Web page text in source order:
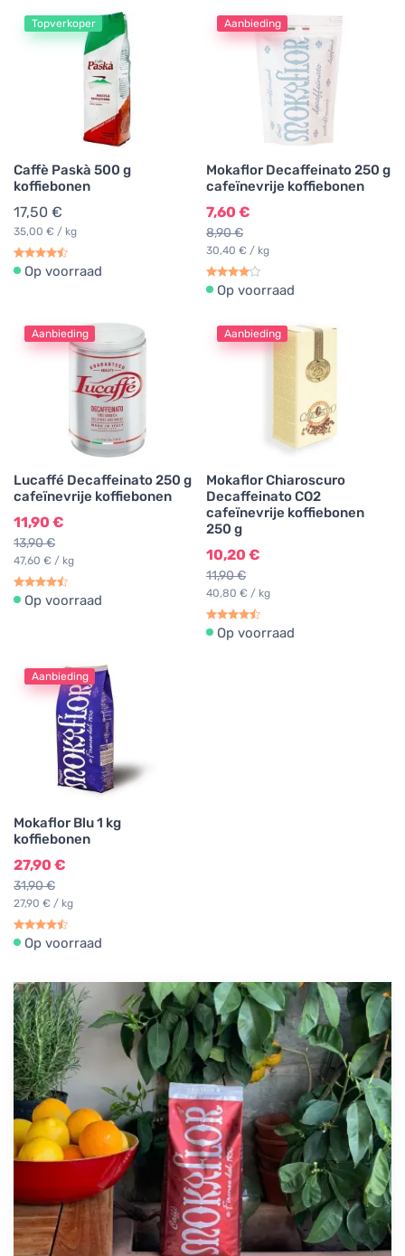
Topverkoper
Caffè Paskà 500 g
koffiebonen
17,50 €
35,00 € / kg
Op voorraad
Aanbieding
Mokaflor Decaffeinato 250 g
cafeïnevrije koffiebonen
7,60 €
8,90 €
30,40 € / kg
Op voorraad
Aanbieding
Lucaffé Decaffeinato 250 g
cafeïnevrije koffiebonen
11,90 €
13,90 €
47,60 € / kg
Op voorraad
Aanbieding
Mokaflor Chiaroscuro
Decaffeinato CO2
cafeïnevrije koffiebonen
250 g
10,20 €
11,90 €
40,80 € / kg
Op voorraad
Aanbieding
Mokaflor Blu 1 kg
koffiebonen
27,90 €
31,90 €
27,90 € / kg
Op voorraad